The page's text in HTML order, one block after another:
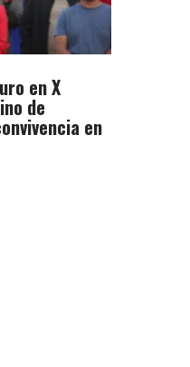
en X
de
en